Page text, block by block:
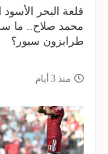
قلعة البحر الأسود
محمد صلاح.. ما
طرابزون سبور؟
منذ 3 أيام